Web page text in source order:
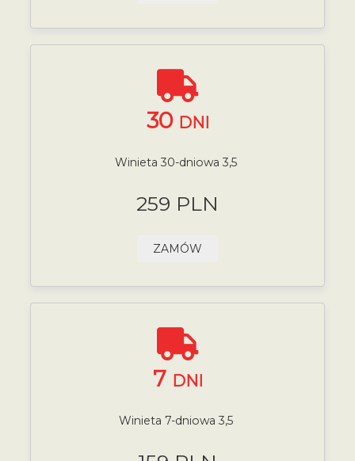
30 DNI
Winieta 30-dniowa 3,5
259 PLN
ZAMÓW
7 DNI
Winieta 7-dniowa 3,5